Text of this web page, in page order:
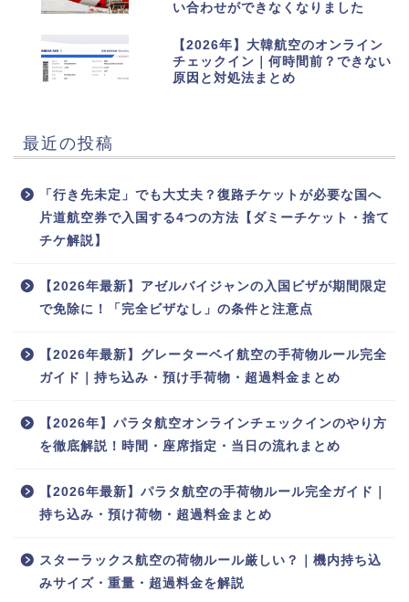
い合わせができなくなりました
【2026年】大韓航空のオンライン
チェックイン｜何時間前？できない
原因と対処法まとめ
最近の投稿
「行き先未定」でも大丈夫？復路チケットが必要な国へ
片道航空券で入国する4つの方法【ダミーチケット・捨て
チケ解説】
【2026年最新】アゼルバイジャンの入国ビザが期間限定
で免除に！「完全ビザなし」の条件と注意点
【2026年最新】グレーターベイ航空の手荷物ルール完全
ガイド｜持ち込み・預け手荷物・超過料金まとめ
【2026年】パラタ航空オンラインチェックインのやり方
を徹底解説！時間・座席指定・当日の流れまとめ
【2026年最新】パラタ航空の手荷物ルール完全ガイド｜
持ち込み・預け荷物・超過料金まとめ
スターラックス航空の荷物ルール厳しい？｜機内持ち込
みサイズ・重量・超過料金を解説